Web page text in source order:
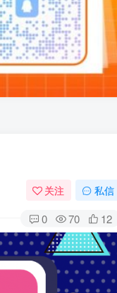
关注 私信
0 70 12